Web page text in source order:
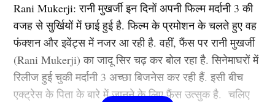
2012 से की थी. इस फिल्म के बाद उन्होंने ऐसी उड़ान भरी की
कभी रूकी ही नहीं. गंगुबाई, आर आर आर, राजी, ब्रह्मास्त्र जैसी
फिल्मों से आलिया भट्ट बॉलीवुड की क्वीन बन बैठी. माना जाता है
कि जिस भी फिल्म से आलिया भट्टा का नाम जुड़ता है उसका हिट
होना तय है.
Rani Mukerji: रानी मुखर्जी इन दिनों अपनी फिल्म मर्दानी 3 की
वजह से सुर्खियों में छाई हुई है. फिल्म के प्रमोशन के चलते हुए वह
फंक्शन और इवेंट्स में नजर आ रही है. वहीं, फैंस पर रानी मुखर्जी
(Rani Mukerji) का जादू सिर चढ़ कर बोल रहा है. सिनेमाघरों में
रिलीज हुई चुकी मर्दानी 3 अच्छा बिजनेस कर रही हैं. इसी बीच
एक्ट्रेस के पिता के बारे में जानने के लिए फैंस उत्सुक है. चलिए